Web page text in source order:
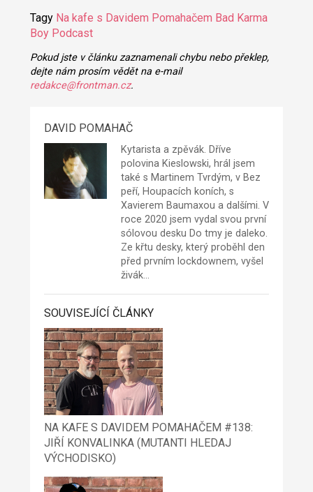
Tagy Na kafe s Davidem Pomahačem Bad Karma
Boy Podcast
Pokud jste v článku zaznamenali chybu nebo překlep,
dejte nám prosím vědět na e-mail
redakce@frontman.cz.
DAVID POMAHAČ
Kytarista a zpěvák. Dříve
polovina Kieslowski, hrál jsem
také s Martinem Tvrdým, v Bez
peří, Houpacích koních, s
Xavierem Baumaxou a dalšími. V
roce 2020 jsem vydal svou první
sólovou desku Do tmy je daleko.
Ze křtu desky, který proběhl den
před prvním lockdownem, vyšel
živák…
SOUVISEJÍCÍ ČLÁNKY
NA KAFE S DAVIDEM POMAHAČEM #138:
JIŘÍ KONVALINKA (MUTANTI HLEDAJ
VÝCHODISKO)